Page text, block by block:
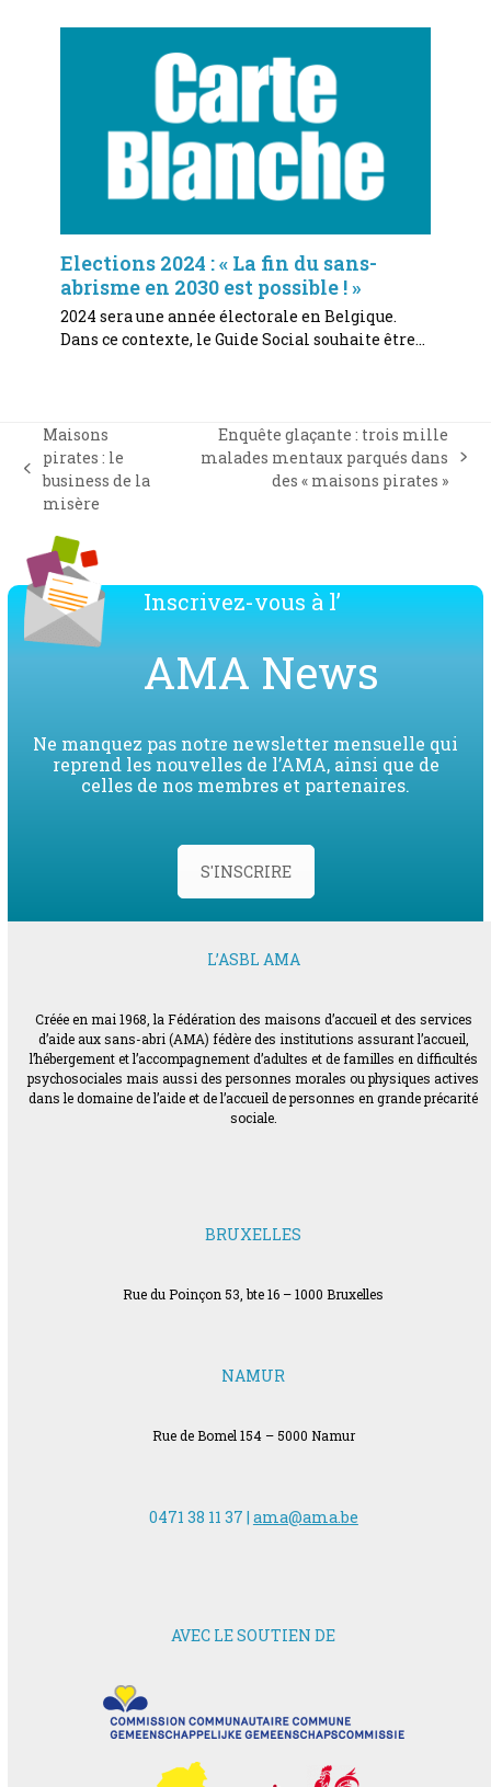
Elections 2024 : « La fin du sans-
abrisme en 2030 est possible ! »
2024 sera une année électorale en Belgique.
Dans ce contexte, le Guide Social souhaite être…
previous
post:
Maisons
pirates : le
business de la
misère
next
Enquête glaçante : trois mille
malades mentaux parqués dans
des « maisons pirates »
Inscrivez-vous à l’
AMA News
Ne manquez pas notre newsletter mensuelle qui
reprend les nouvelles de l’AMA, ainsi que de
celles de nos membres et partenaires.
S'INSCRIRE
L’ASBL AMA
Créée en mai 1968, la Fédération des maisons d’accueil et des services
d’aide aux sans-abri (AMA) fédère des institutions assurant l’accueil,
l’hébergement et l’accompagnement d’adultes et de familles en difficultés
psychosociales mais aussi des personnes morales ou physiques actives
dans le domaine de l’aide et de l’accueil de personnes en grande précarité
sociale.
BRUXELLES
Rue du Poinçon 53, bte 16 – 1000 Bruxelles
NAMUR
Rue de Bomel 154 – 5000 Namur
0471 38 11 37 | ama@ama.be
AVEC LE SOUTIEN DE